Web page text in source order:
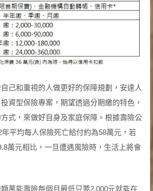
己和重視的人做更好的保障規劃，安達人
資型保險專案，期望透過分期繳的特色，
式，來做好自身及家庭保障。根據壽險公
平均每人保險死亡給付約為58萬元，若
萬元相比，一旦遭遇風險時，生活上將會
萬能壽險每個月最低只要2,000元就能在